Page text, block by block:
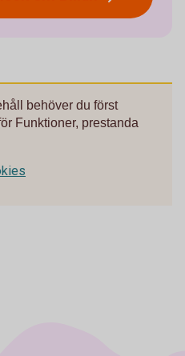
behöver du först
Funktioner, prestanda